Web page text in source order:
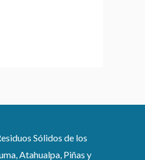
Sólidos de los
Atahualpa, Piñas y